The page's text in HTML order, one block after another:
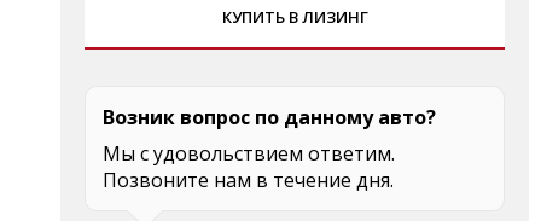
КУПИТЬ В ЛИЗИНГ
Возник вопрос по данному авто?
Мы с удовольствием ответим.
Позвоните нам в течение дня.